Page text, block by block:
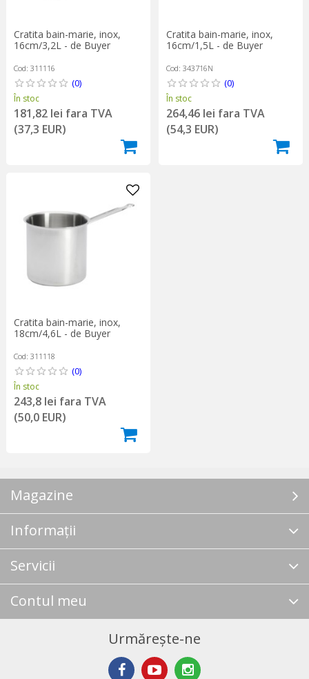
Cratita bain-marie, inox,
16cm/3,2L - de Buyer
Cod: 311116
(0)
În stoc
181,82 lei fara TVA
(37,3 EUR)
Cratita bain-marie, inox,
16cm/1,5L - de Buyer
Cod: 343716N
(0)
În stoc
264,46 lei fara TVA
(54,3 EUR)
Cratita bain-marie, inox,
18cm/4,6L - de Buyer
Cod: 311118
(0)
În stoc
243,8 lei fara TVA
(50,0 EUR)
Magazine
Informații
Servicii
Contul meu
Urmărește-ne